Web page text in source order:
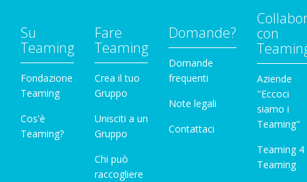
Su
Teaming
Fondazione
Teaming
Cos'è
Teaming?
Fare
Teaming
Crea il tuo
Gruppo
Unisciti a un
Gruppo
Chi può
raccogliere
Domande?
Domande
frequenti
Note legali
Contattaci
con
Aziende
"Eccoci
siamo i
Teaming"
Teaming 4
Teaming